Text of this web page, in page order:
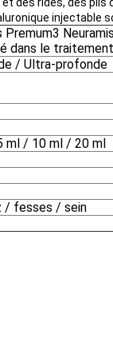
injectable
Premum3
dans le
/ Ultra-profonde
ml / 10 ml / 20 ml
/ fesses / sein